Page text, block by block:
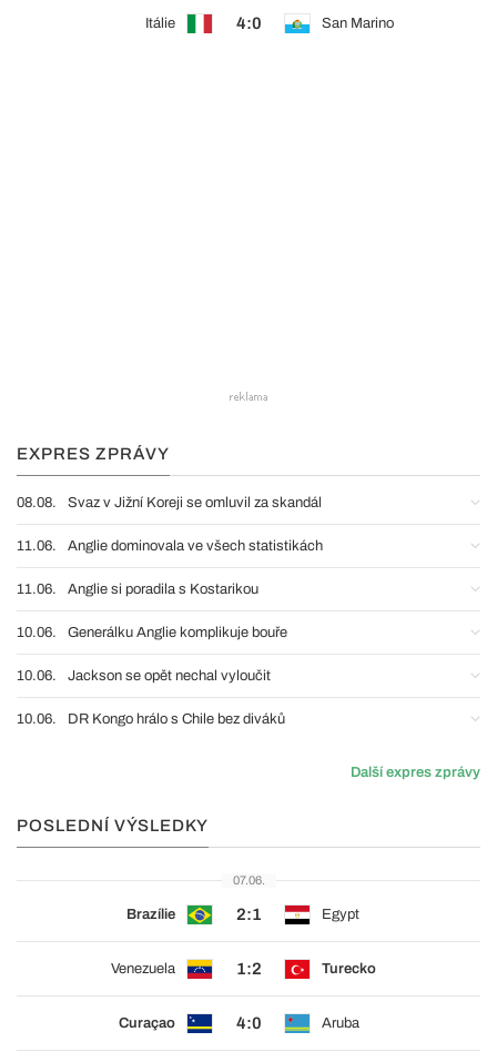
Itálie 4:0 San Marino
EXPRES ZPRÁVY
08.08. Svaz v Jižní Koreji se omluvil za skandál
11.06. Anglie dominovala ve všech statistikách
11.06. Anglie si poradila s Kostarikou
10.06. Generálku Anglie komplikuje bouře
10.06. Jackson se opět nechal vyloučit
10.06. DR Kongo hrálo s Chile bez diváků
Další expres zprávy
POSLEDNÍ VÝSLEDKY
07.06.
Brazílie 2:1 Egypt
Venezuela 1:2 Turecko
Curaçao 4:0 Aruba